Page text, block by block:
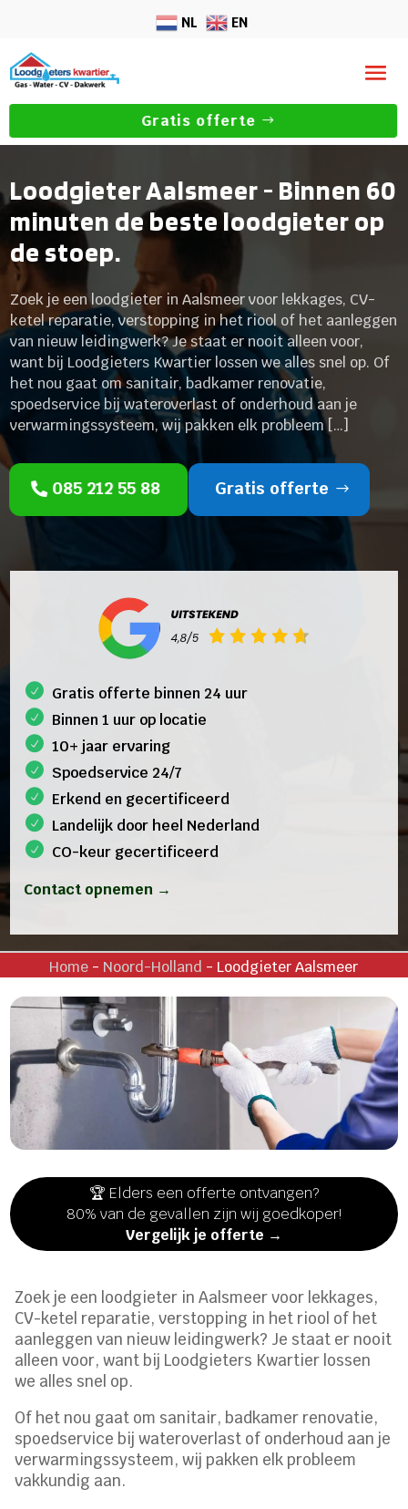
NL EN
Gratis offerte
Loodgieter Aalsmeer - Binnen 60
minuten de beste loodgieter op
de stoep.
Zoek je een loodgieter in Aalsmeer voor lekkages, CV-
ketel reparatie, verstopping in het riool of het aanleggen
van nieuw leidingwerk? Je staat er nooit alleen voor,
want bij Loodgieters Kwartier lossen we alles snel op. Of
het nou gaat om sanitair, badkamer renovatie,
spoedservice bij wateroverlast of onderhoud aan je
verwarmingssysteem, wij pakken elk probleem […]
085 212 55 88 Gratis offerte
Gratis offerte binnen 24 uur
Binnen 1 uur op locatie
10+ jaar ervaring
Spoedservice 24/7
Erkend en gecertificeerd
Landelijk door heel Nederland
CO-keur gecertificeerd
Contact opnemen →
Home - Noord-Holland - Loodgieter Aalsmeer
🏆 Elders een offerte ontvangen?
80% van de gevallen zijn wij goedkoper!
Vergelijk je offerte →
Zoek je een loodgieter in Aalsmeer voor lekkages,
CV-ketel reparatie, verstopping in het riool of het
aanleggen van nieuw leidingwerk? Je staat er nooit
alleen voor, want bij Loodgieters Kwartier lossen
we alles snel op.
Of het nou gaat om sanitair, badkamer renovatie,
spoedservice bij wateroverlast of onderhoud aan je
verwarmingssysteem, wij pakken elk probleem
vakkundig aan.